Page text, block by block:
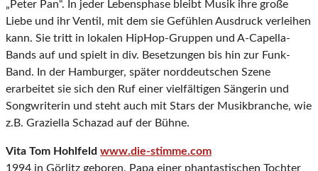
„Peter Pan“. In jeder Lebensphase bleibt Musik ihre große
Liebe und ihr Ventil, mit dem sie Gefühlen Ausdruck verleihen
kann. Sie tritt in lokalen HipHop-Gruppen und A-Capella-
Bands auf und spielt in div. Besetzungen bis hin zur Funk-
Band. In der Hamburger, später norddeutschen Szene
erarbeitet sie sich den Ruf einer vielfältigen Sängerin und
Songwriterin und steht auch mit Stars der Musikbranche, wie
z.B. Graziella Schazad auf der Bühne.
Vita Tom Hohlfeld www.die-stimme.com
1994 in Görlitz geboren, Papa einer phantastischen Tochter